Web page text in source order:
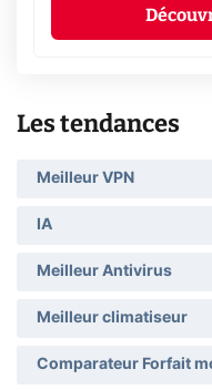
Les tendances
Meilleur VPN
IA
Meilleur Antivirus
Meilleur climatiseur
Comparateur Forfait